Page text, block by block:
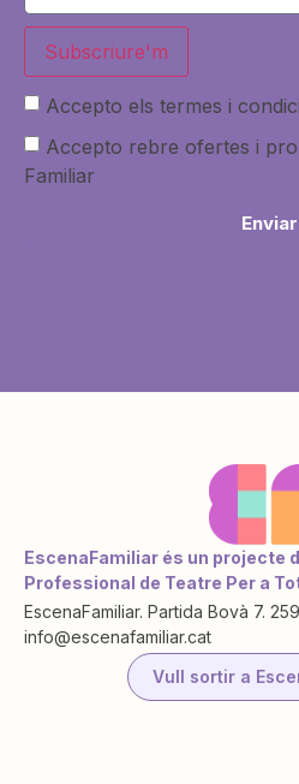
Subscriure'm
Accepto els termes i
Accepto rebre ofertes i
Familiar
Enviar
EscenaFamiliar és un projecte
Professional de Teatre Per a
EscenaFamiliar. Partida Bovà 7.
info@escenafamiliar.cat
Vull sortir a